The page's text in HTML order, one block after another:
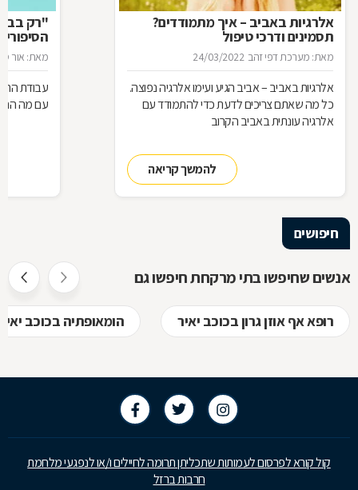
אלרגיות באביב – איך מתמודדים?
תסמינים ודרכי טיפול
מאת: מערכת דפי זהב 24/03/2022
אלרגיות באביב – אביב הגיע ועימו אלרגיה נפוצה.
כל מה שאתם צריכים לדעת כדי להתמודד עם
אלרגיה עונתית באביב הקרוב
להמשך קריאה
"רק
מאת: אור
עבודת
עם מה הם
חיפושים
אנשים שחיפשו בתי מרקחת חיפשו גם
רופא אף אוזן גרון בכוכב יאיר הומאופתיה בכוכב יאיר
קול קורא לפרסום לעמותות שתכליתן תרומה לחיילים ו/או לנפגעי מלחמת
חרבות ברזל